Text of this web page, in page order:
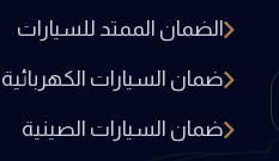
الضمان الممتد للسيارات
ضمان السيارات الكهربائية
ضمان السيارات الصينية